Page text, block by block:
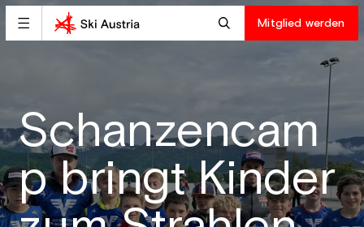
Mitglied werden
Schanzencam
p bringt Kinder